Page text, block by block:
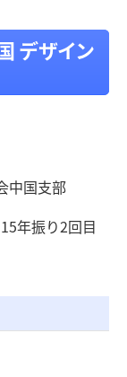
デザイン
中国支部
年振り2回目